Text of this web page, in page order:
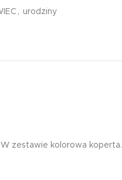
, urodziny
W zestawie kolorowa koperta.